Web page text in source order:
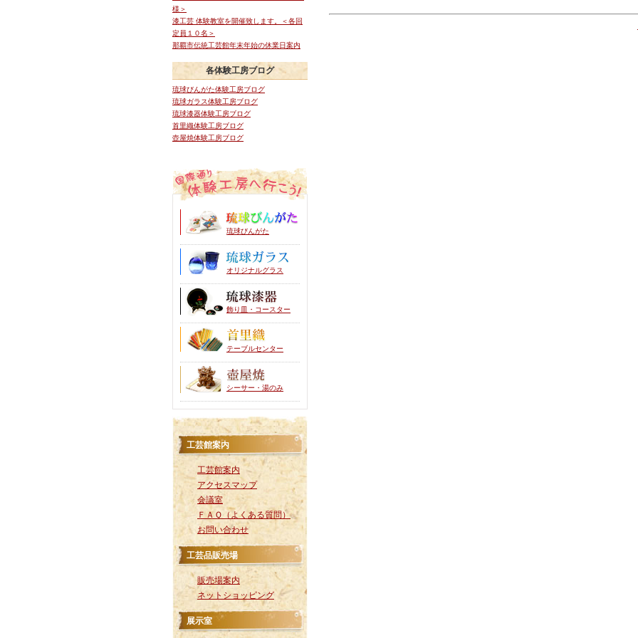
様＞
漆工芸 体験教室を開催致します。＜各回
定員１０名＞
那覇市伝統工芸館年末年始の休業日案内
各体験工房ブログ
琉球びんがた体験工房ブログ
琉球ガラス体験工房ブログ
琉球漆器体験工房ブログ
首里織体験工房ブログ
壺屋焼体験工房ブログ
琉球びんがた
オリジナルグラス
飾り皿・コースター
テーブルセンター
シーサー・湯のみ
工芸館案内
工芸館案内
アクセスマップ
会議室
ＦＡＱ（よくある質問）
お問い合わせ
工芸品販売場
販売場案内
ネットショッピング
展示室